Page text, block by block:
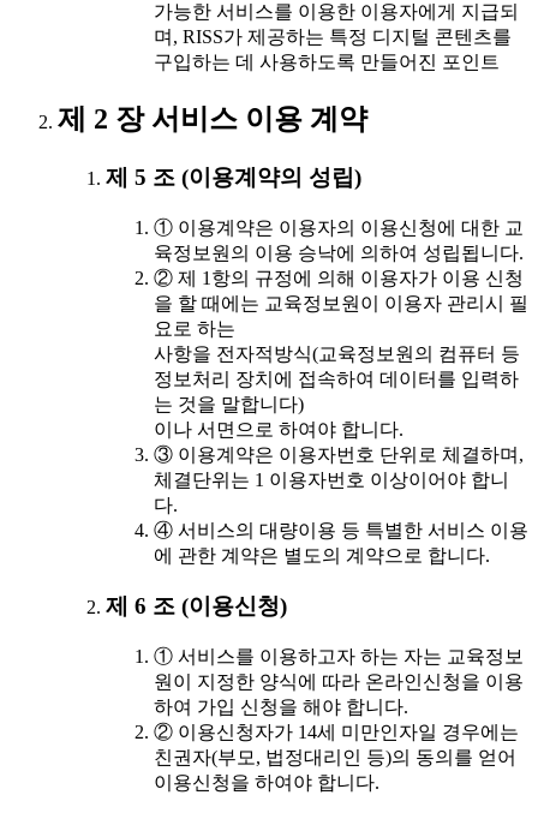
가능한 서비스를 이용한 이용자에게 지급되
며, RISS가 제공하는 특정 디지털 콘텐츠를
구입하는 데 사용하도록 만들어진 포인트
제 2 장 서비스 이용 계약
제 5 조 (이용계약의 성립)
① 이용계약은 이용자의 이용신청에 대한 교
육정보원의 이용 승낙에 의하여 성립됩니다.
② 제 1항의 규정에 의해 이용자가 이용 신청
을 할 때에는 교육정보원이 이용자 관리시 필
요로 하는
사항을 전자적방식(교육정보원의 컴퓨터 등
정보처리 장치에 접속하여 데이터를 입력하
는 것을 말합니다)
이나 서면으로 하여야 합니다.
③ 이용계약은 이용자번호 단위로 체결하며,
체결단위는 1 이용자번호 이상이어야 합니
다.
④ 서비스의 대량이용 등 특별한 서비스 이용
에 관한 계약은 별도의 계약으로 합니다.
제 6 조 (이용신청)
① 서비스를 이용하고자 하는 자는 교육정보
원이 지정한 양식에 따라 온라인신청을 이용
하여 가입 신청을 해야 합니다.
② 이용신청자가 14세 미만인자일 경우에는
친권자(부모, 법정대리인 등)의 동의를 얻어
이용신청을 하여야 합니다.